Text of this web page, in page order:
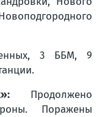
3 ББМ, 9
Продолжено
Поражены